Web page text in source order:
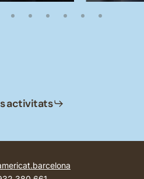
activitats